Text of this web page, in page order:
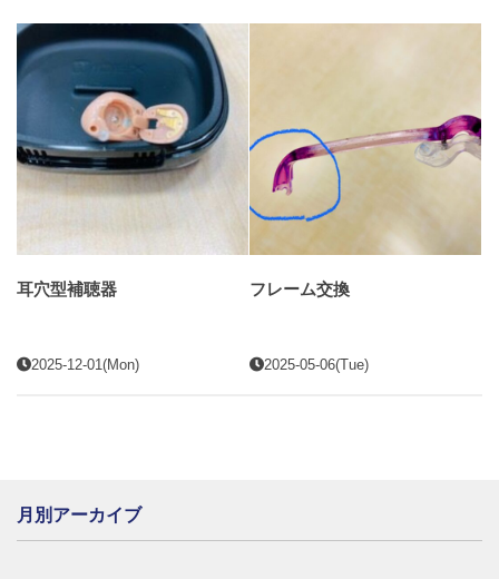
耳穴型補聴器
2025-12-01(Mon)
フレーム交換
2025-05-06(Tue)
月別アーカイブ